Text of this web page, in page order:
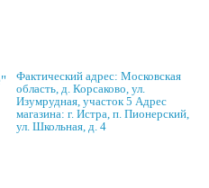
Фактический адрес: Московская
область, д. Корсаково, ул.
Изумрудная, участок 5 Адрес
магазина: г. Истра, п. Пионерский,
ул. Школьная, д. 4